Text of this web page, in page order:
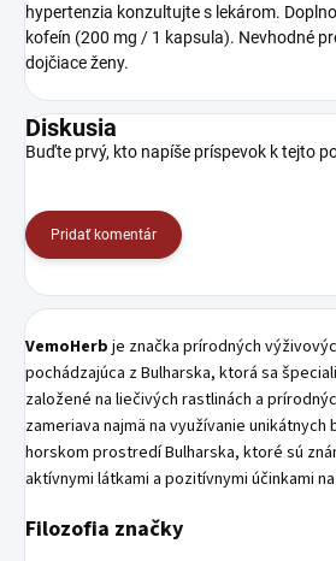
hypertenzia konzultujte s lekárom.
kofeín (200 mg / 1 kapsula). Nevhodné
dojčiace ženy.
Diskusia
Buďte prvý, kto napíše príspevok k tejto
Pridať komentár
VemoHerb je značka prírodných
pochádzajúca z Bulharska, ktorá sa
založené na liečivých rastlinách a
zameriava najmä na využívanie
horskom prostredí Bulharska, ktoré sú
aktívnymi látkami a pozitívnymi účinkami
Filozofia značky